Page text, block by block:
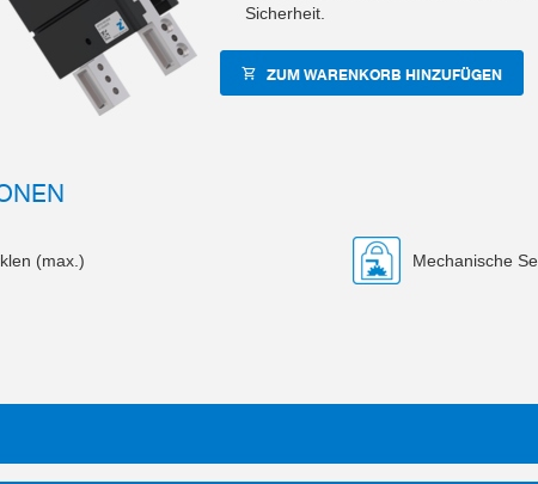
Sicherheit.
ZUM WARENKORB HINZUFÜGEN
(max.) Mechanische